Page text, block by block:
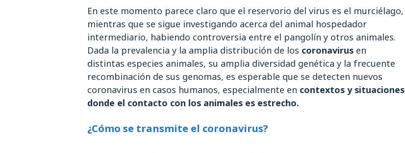
En este momento parece claro que el reservorio del virus es el murciélago,
mientras que se sigue investigando acerca del animal hospedador
intermediario, habiendo controversia entre el pangolín y otros animales.
Dada la prevalencia y la amplia distribución de los coronavirus en
distintas especies animales, su amplia diversidad genética y la frecuente
recombinación de sus genomas, es esperable que se detecten nuevos
coronavirus en casos humanos, especialmente en contextos y situaciones
donde el contacto con los animales es estrecho.
¿Cómo se transmite el coronavirus?